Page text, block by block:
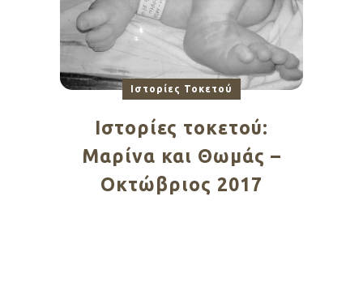
Ιστορίες Τοκετού
Ιστορίες τοκετού:
Mαρίνα και Θωμάς –
Οκτώβριος 2017